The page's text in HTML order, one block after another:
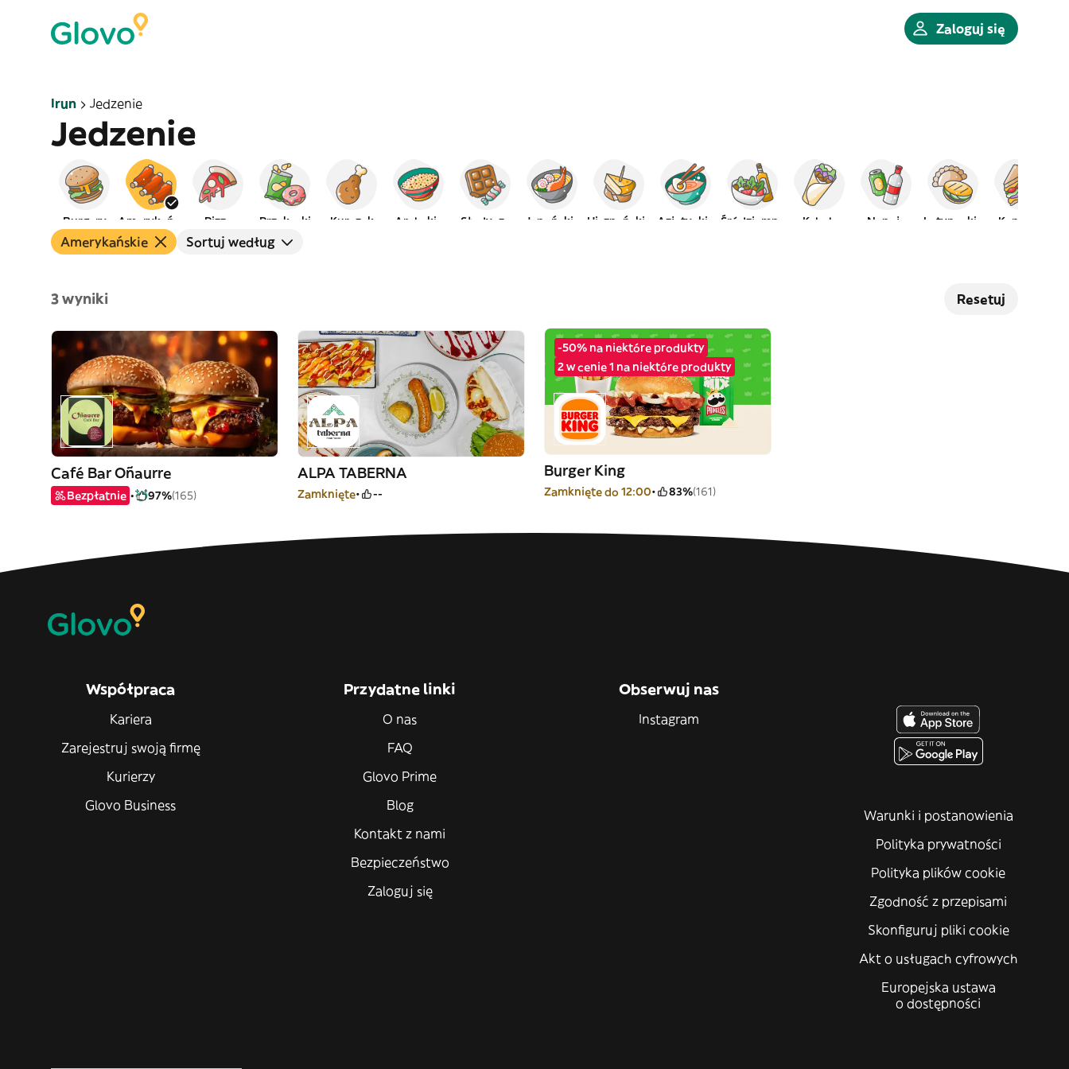
Zaloguj się
Irun Jedzenie
Jedzenie
Burgery Pizza Przekąski Kurczak Arabskie Słodycze Japońskie Hiszpańskie Azjatyckie Śródziemne Kebab Napoje Latynoskie Kanapki
Amerykańskie Sortuj według
3 wyniki Resetuj
Café Bar Oñaurre
Bezpłatnie 97%(165)
ALPA TABERNA
Zamknięte --
-50% na niektóre produkty
2 w cenie 1 na niektóre produkty
Burger King
Zamknięte do 12:00 83%(161)
Współpraca
Kariera
Zarejestruj swoją firmę
Kurierzy
Glovo Business
Przydatne linki
O nas
FAQ
Glovo Prime
Blog
Kontakt z nami
Bezpieczeństwo
Zaloguj się
Obserwuj nas
Instagram
Warunki i postanowienia
Polityka prywatności
Polityka plików cookie
Zgodność z przepisami
Skonfiguruj pliki cookie
Akt o usługach cyfrowych
Europejska ustawa
o dostępności